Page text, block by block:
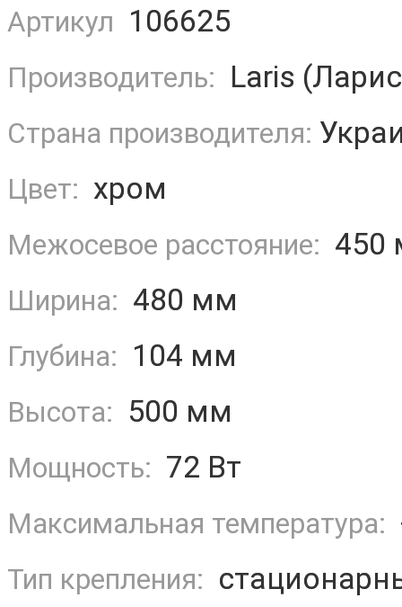
Артикул 106625
Производитель: Laris
Страна производителя:
Цвет: хром
Межосевое расстояние: 450
Ширина: 480 мм
Глубина: 104 мм
Высота: 500 мм
Мощность: 72 Вт
Максимальная температура:
Тип крепления: